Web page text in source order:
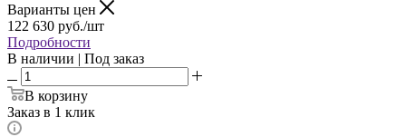
Варианты цен
122 630 руб./шт
Подробности
В наличии | Под заказ
В корзину
Заказ в 1 клик